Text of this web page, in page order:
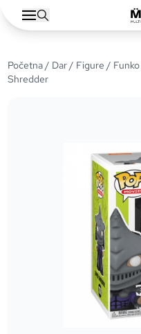
Početna/ Dar/ Figure / Funko
Shredder